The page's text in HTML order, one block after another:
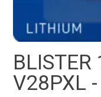
BLISTER
V28PXL